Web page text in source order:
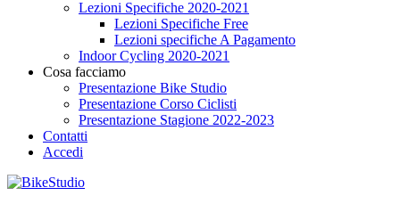
Lezioni Specifiche 2020-2021
Lezioni Specifiche Free
Lezioni specifiche A Pagamento
Indoor Cycling 2020-2021
Cosa facciamo
Presentazione Bike Studio
Presentazione Corso Ciclisti
Presentazione Stagione 2022-2023
Contatti
Accedi